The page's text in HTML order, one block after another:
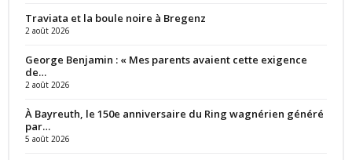
Traviata et la boule noire à Bregenz
2 août 2026
George Benjamin : « Mes parents avaient cette exigence
de…
2 août 2026
À Bayreuth, le 150e anniversaire du Ring wagnérien généré
par…
5 août 2026